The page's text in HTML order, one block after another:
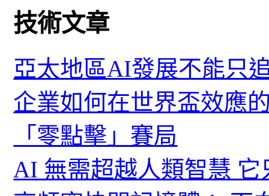
技術文章
亞太地區AI發展不能只
企業如何在世界盃效應
「零點擊」賽局
AI 無需超越人類智慧